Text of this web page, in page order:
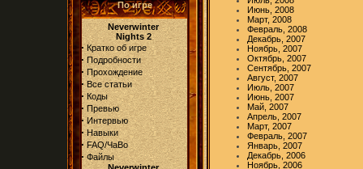
По игре
Neverwinter
Nights 2
· Кратко об игре
· Подробности
· Прохождение
· Все статьи
· Коды
· Превью
· Интервью
· Навыки
· FAQ/ЧаВо
· Файлы
Июнь, 2008
Март, 2008
Февраль, 2008
Декабрь, 2007
Ноябрь, 2007
Октябрь, 2007
Сентябрь, 2007
Август, 2007
Июль, 2007
Июнь, 2007
Май, 2007
Апрель, 2007
Март, 2007
Февраль, 2007
Январь, 2007
Декабрь, 2006
Ноябрь, 2006